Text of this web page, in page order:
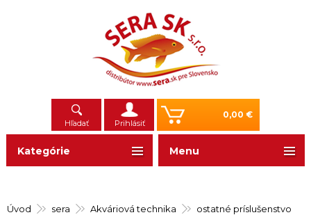
Hľadať Prihlásiť
0,00 €
Úvod sera Akváriová technika
ostatné príslušenstvo
Kategórie Menu